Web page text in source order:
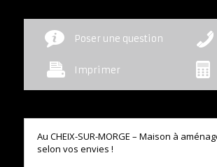
Poser une question
Imprimer
Au CHEIX-SUR-MORGE – Maison à
selon vos envies !